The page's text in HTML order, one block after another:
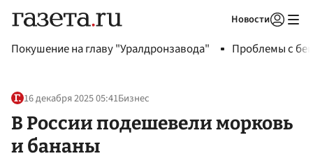
Новости
Покушение на главу "Уралдронзавода" Проблемы с
16 декабря 2025 05:41Бизнес
В России подешевели морковь
и бананы